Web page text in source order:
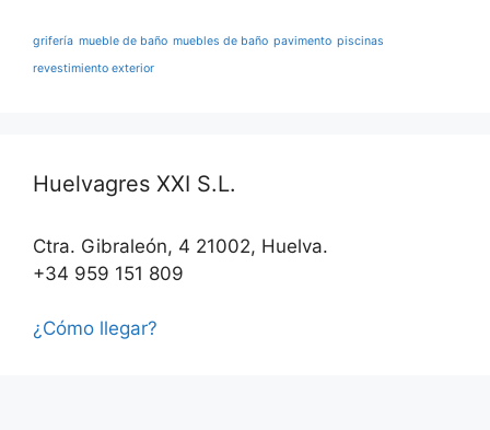
grifería mueble de baño muebles de baño pavimento piscinas
revestimiento exterior
Huelvagres XXI S.L.
Ctra. Gibraleón, 4 21002, Huelva.
+34 959 151 809
¿Cómo llegar?